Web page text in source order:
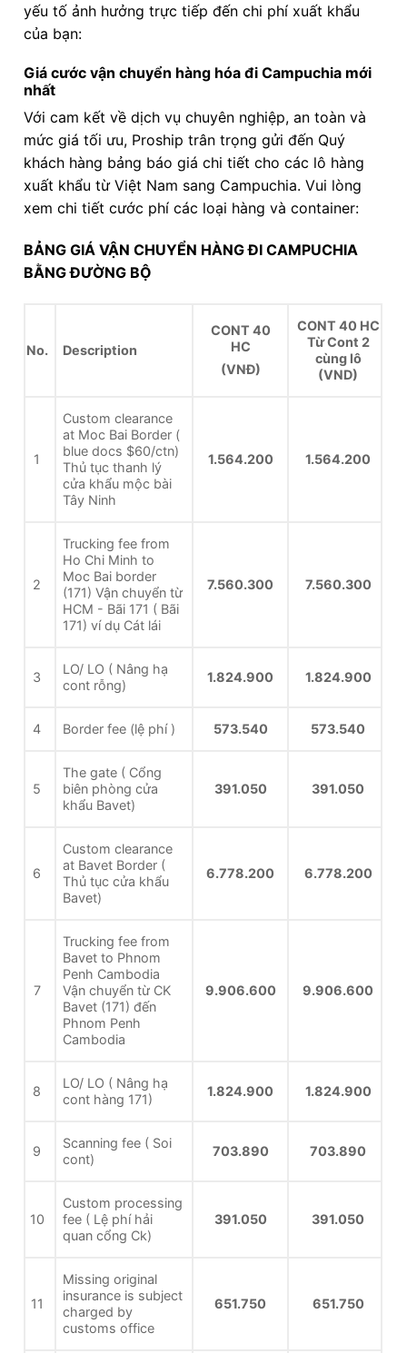
yếu tố ảnh hưởng trực tiếp đến chi phí xuất khẩu
của bạn:
Giá cước vận chuyển hàng hóa đi Campuchia mới
nhất
Với cam kết về dịch vụ chuyên nghiệp, an toàn và
mức giá tối ưu, Proship trân trọng gửi đến Quý
khách hàng bảng báo giá chi tiết cho các lô hàng
xuất khẩu từ Việt Nam sang Campuchia. Vui lòng
xem chi tiết cước phí các loại hàng và container:
BẢNG GIÁ VẬN CHUYỂN HÀNG ĐI CAMPUCHIA
BẰNG ĐƯỜNG BỘ
No. Description
CONT 40
HC
(VNĐ)
CONT 40 HC
Từ Cont 2
cùng lô
(VND)
1
Custom clearance
at Moc Bai Border (
blue docs $60/ctn)
Thủ tục thanh lý
cửa khẩu mộc bài
Tây Ninh
1.564.200 1.564.200
2
Trucking fee from
Ho Chi Minh to
Moc Bai border
(171) Vận chuyển từ
HCM - Bãi 171 ( Bãi
171) ví dụ Cát lái
7.560.300 7.560.300
3
LO/ LO ( Nâng hạ
cont rỗng)
1.824.900 1.824.900
4 Border fee (lệ phí ) 573.540 573.540
5
The gate ( Cổng
biên phòng cửa
khẩu Bavet)
391.050 391.050
6
Custom clearance
at Bavet Border (
Thủ tục cửa khẩu
Bavet)
6.778.200 6.778.200
7
Trucking fee from
Bavet to Phnom
Penh Cambodia
Vận chuyển từ CK
Bavet (171) đến
Phnom Penh
Cambodia
9.906.600 9.906.600
8
LO/ LO ( Nâng hạ
cont hàng 171)
1.824.900 1.824.900
9
Scanning fee ( Soi
cont)
703.890 703.890
10
Custom processing
fee ( Lệ phí hải
quan cổng Ck)
391.050 391.050
11
Missing original
insurance is subject
charged by
customs office
651.750 651.750